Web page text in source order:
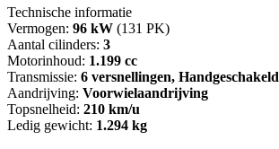
Technische informatie
Vermogen: 96 kW (131 PK)
Aantal cilinders: 3
Motorinhoud: 1.199 cc
Transmissie: 6 versnellingen, Handgeschakeld
Aandrijving: Voorwielaandrijving
Topsnelheid: 210 km/u
Ledig gewicht: 1.294 kg